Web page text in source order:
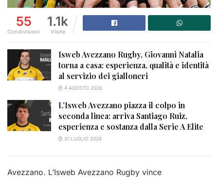
55
Condivisioni
1.1k
Visite
Isweb Avezzano Rugby, Giovanni Natalia
torna a casa: esperienza, qualità e identità
al servizio dei gialloneri
4 AGOSTO 2026
L’Isweb Avezzano piazza il colpo in
seconda linea: arriva Santiago Ruiz,
esperienza e sostanza dalla Serie A Elite
31 LUGLIO 2026
Avezzano. L’Isweb Avezzano Rugby vince